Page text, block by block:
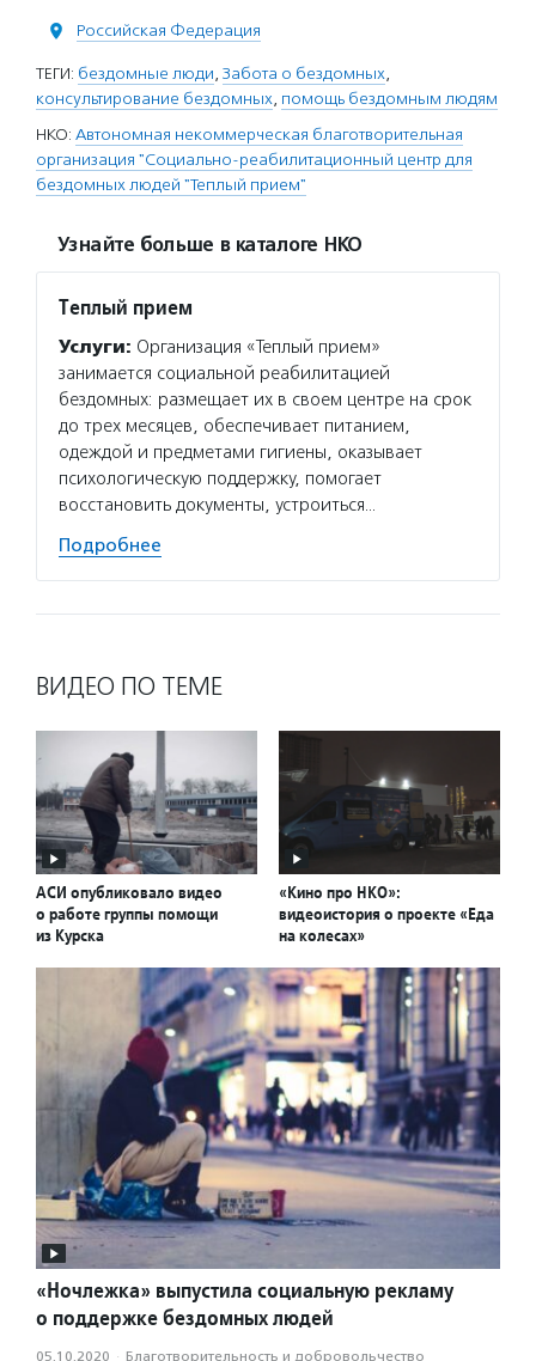
Российская Федерация
ТЕГИ: бездомные люди, Забота о бездомных,
консультирование бездомных, помощь бездомным людям
НКО: Автономная некоммерческая благотворительная
организация "Социально-реабилитационный центр для
бездомных людей "Теплый прием"
Узнайте больше в каталоге НКО
Теплый прием
Услуги: Организация «Теплый прием»
занимается социальной реабилитацией
бездомных: размещает их в своем центре на срок
до трех месяцев, обеспечивает питанием,
одеждой и предметами гигиены, оказывает
психологическую поддержку, помогает
восстановить документы, устроиться…
Подробнее
ВИДЕО ПО ТЕМЕ
АСИ опубликовало видео
о работе группы помощи
из Курска
«Кино про НКО»:
видеоистория о проекте «Еда
на колесах»
«Ночлежка» выпустила социальную рекламу
о поддержке бездомных людей
05.10.2020 · Благотвори­тель­ность и доброволь­чест­во